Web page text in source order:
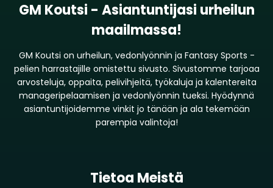
GM Koutsi - Asiantuntijasi urheilun
maailmassa!
GM Koutsi on urheilun, vedonlyönnin ja Fantasy Sports -
pelien harrastajille omistettu sivusto. Sivustomme tarjoaa
arvosteluja, oppaita, pelivihjeitä, työkaluja ja kalentereita
manageripelaamisen ja vedonlyönnin tueksi. Hyödynnä
asiantuntijoidemme vinkit jo tänään ja ala tekemään
parempia valintoja!
Tietoa Meistä